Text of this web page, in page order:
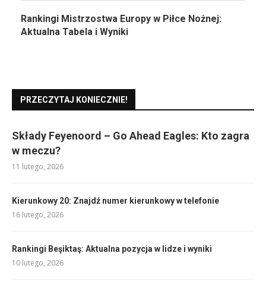
Rankingi Mistrzostwa Europy w Piłce Nożnej:
Aktualna Tabela i Wyniki
PRZECZYTAJ KONIECZNIE!
Składy Feyenoord – Go Ahead Eagles: Kto zagra
w meczu?
11 lutego, 2026
Kierunkowy 20: Znajdź numer kierunkowy w telefonie
16 lutego, 2026
Rankingi Beşiktaş: Aktualna pozycja w lidze i wyniki
10 lutego, 2026